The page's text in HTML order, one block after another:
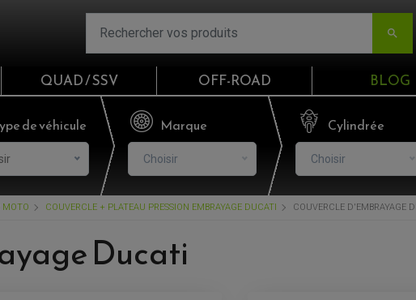

Email
Mot de passe
QUAD / SSV OFF-ROAD BLOG
de véhicule Marque
Choisir
Cylindrée
Choisir
MOTO COUVERCLE + PLATEAU PRESSION EMBRAYAGE DUCATI COUVERCLE D'EMBRAYAGE
Ducati